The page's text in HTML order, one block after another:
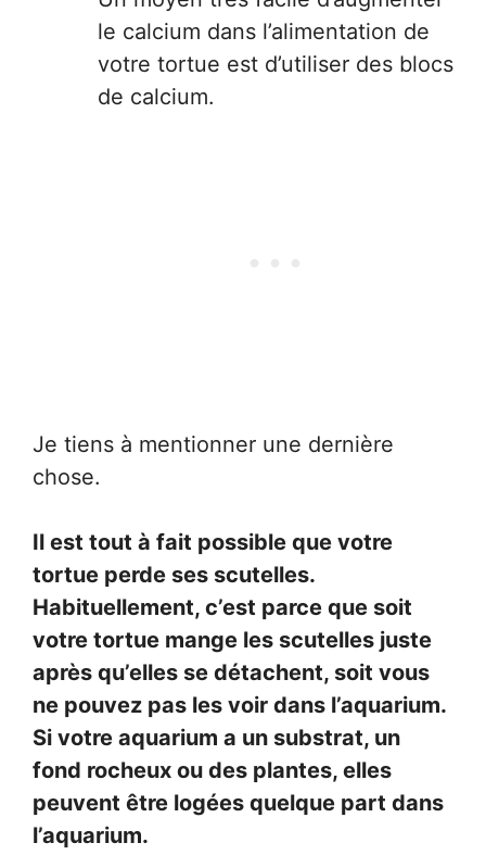
le calcium dans l’alimentation de
votre tortue est d’utiliser des blocs
de calcium.
Je tiens à mentionner une dernière
chose.
Il est tout à fait possible que votre
tortue perde ses scutelles.
Habituellement, c’est parce que soit
votre tortue mange les scutelles juste
après qu’elles se détachent, soit vous
ne pouvez pas les voir dans l’aquarium.
Si votre aquarium a un substrat, un
fond rocheux ou des plantes, elles
peuvent être logées quelque part dans
l’aquarium.